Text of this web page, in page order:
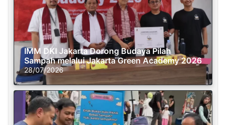
IMM DKI Jakarta Dorong Budaya Pilah
Sampah melalui Jakarta Green Academy 2026
28/07/2026